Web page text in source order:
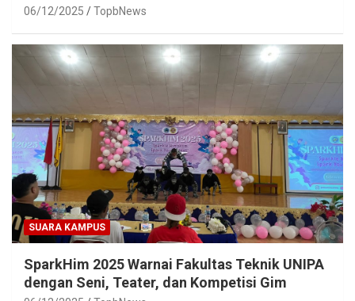
06/12/2025 TopbNews
SUARA KAMPUS
SparkHim 2025 Warnai Fakultas Teknik UNIPA
dengan Seni, Teater, dan Kompetisi Gim